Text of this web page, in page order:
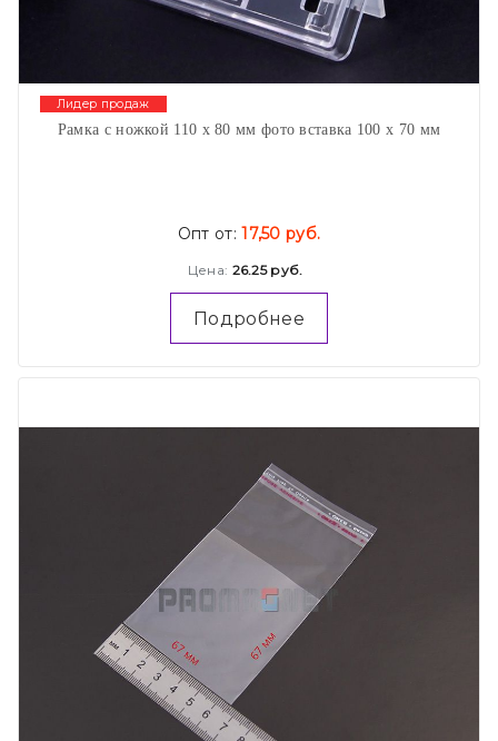
Лидер продаж
Рамка с ножкой 110 х 80 мм фото вставка 100 х 70 мм
Опт от:17,50 руб.
Цена: 26.25 руб.
Подробнее